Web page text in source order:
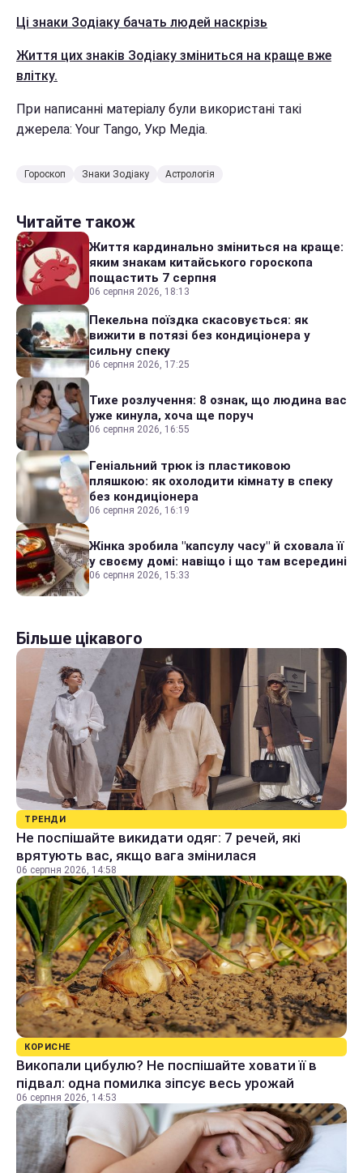
Ці знаки Зодіаку бачать людей наскрізь
Життя цих знаків Зодіаку зміниться на краще вже
влітку.
При написанні матеріалу були використані такі
джерела: Your Tango, Укр Медіа.
Гороскоп Знаки Зодіаку Астрологія
Читайте також
Життя кардинально зміниться на краще:
яким знакам китайського гороскопа
пощастить 7 серпня
06 серпня 2026, 18:13
Пекельна поїздка скасовується: як
вижити в потязі без кондиціонера у
сильну спеку
06 серпня 2026, 17:25
Тихе розлучення: 8 ознак, що людина вас
уже кинула, хоча ще поруч
06 серпня 2026, 16:55
Геніальний трюк із пластиковою
пляшкою: як охолодити кімнату в спеку
без кондиціонера
06 серпня 2026, 16:19
Жінка зробила "капсулу часу" й сховала її
у своєму домі: навіщо і що там всередині
06 серпня 2026, 15:33
Більше цікавого
ТРЕНДИ
Не поспішайте викидати одяг: 7 речей, які
врятують вас, якщо вага змінилася
06 серпня 2026, 14:58
КОРИСНЕ
Викопали цибулю? Не поспішайте ховати її в
підвал: одна помилка зіпсує весь урожай
06 серпня 2026, 14:53